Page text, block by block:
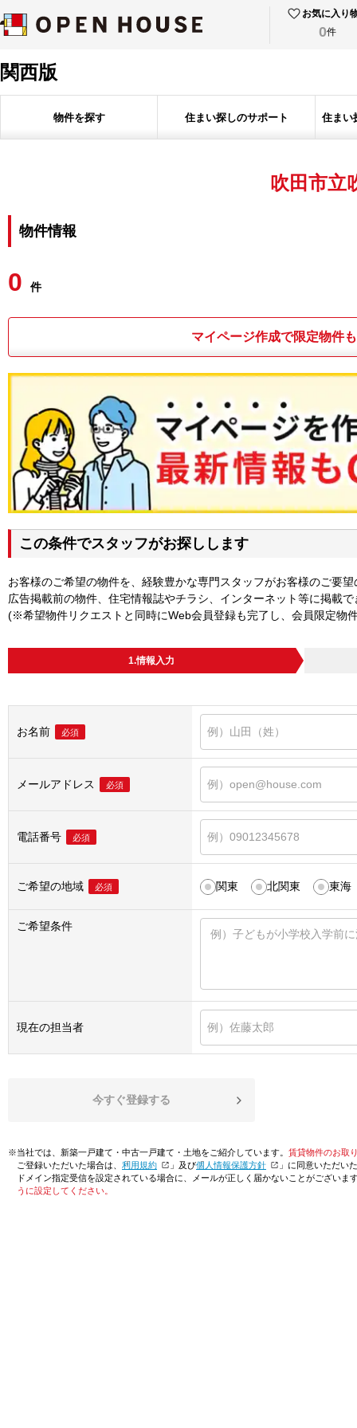
お気に入り
0件
関西版
物件を探す 住まい探しのサポート 住まい
吹田市立
物件情報
0 件
マイページ作成で限定物件
この条件でスタッフがお探しします
お客様のご希望の物件を、経験豊かな専門スタッフがお客様のご要望
広告掲載前の物件、住宅情報誌やチラシ、インターネット等に掲載
(※希望物件リクエストと同時にWeb会員登録も完了し、会員限定物
1.情報入力
お名前 必須
メールアドレス 必須
電話番号 必須
ご希望の地域 必須 関東 北関東 東海
ご希望条件
現在の担当者
今すぐ登録する
※当社では、新築一戸建て・中古一戸建て・土地をご紹介しています。 賃貸物件のお取
ご登録いただいた場合は、「利用規約 」及び「個人情報保護方針
」に同意いただい
ドメイン指定受信を設定されている場合に、メールが正しく届かないことがございます
うに設定してください。